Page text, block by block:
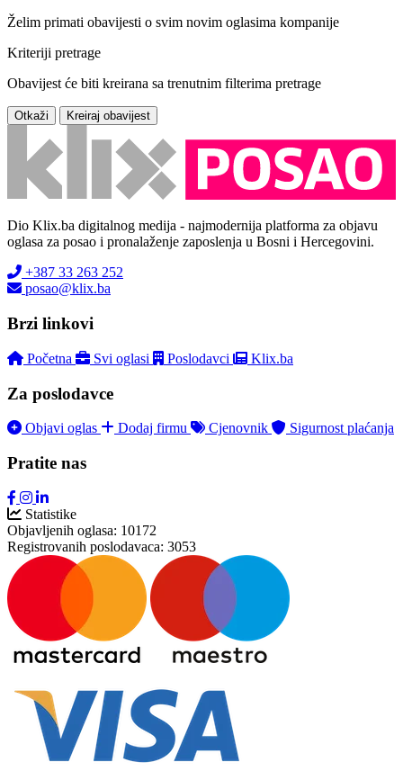
Želim primati obavijesti o svim novim oglasima kompanije
Kriteriji pretrage
Obavijest će biti kreirana sa trenutnim filterima pretrage
Otkaži Kreiraj obavijest
Dio Klix.ba digitalnog medija - najmodernija platforma za objavu
oglasa za posao i pronalaženje zaposlenja u Bosni i Hercegovini.
+387 33 263 252
posao@klix.ba
Brzi linkovi
Početna Svi oglasi Poslodavci Klix.ba
Za poslodavce
Objavi oglas Dodaj firmu Cjenovnik Sigurnost plaćanja
Pratite nas
Statistike
Objavljenih oglasa: 10172
Registrovanih poslodavaca: 3053